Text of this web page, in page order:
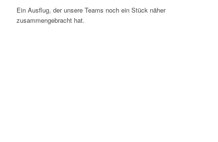
Ein Ausflug, der unsere Teams noch ein Stück näher
zusammengebracht hat.